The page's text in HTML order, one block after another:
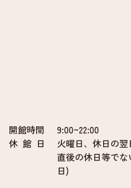
開館時間
9:00~22:00
休 館 日
火曜日、休日の
直後の休日等でな
日)